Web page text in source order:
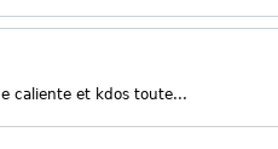
caliente et kdos toute...